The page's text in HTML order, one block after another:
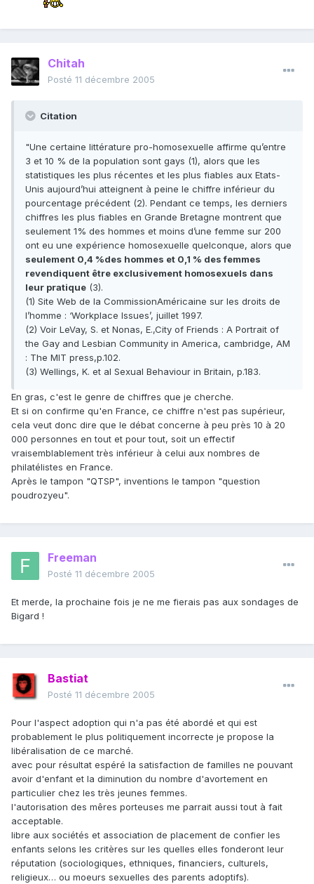
Chitah
Posté 11 décembre 2005
Citation
"Une certaine littérature pro-homosexuelle affirme qu’entre
3 et 10 % de la population sont gays (1), alors que les
statistiques les plus récentes et les plus fiables aux Etats-
Unis aujourd’hui atteignent à peine le chiffre inférieur du
pourcentage précédent (2). Pendant ce temps, les derniers
chiffres les plus fiables en Grande Bretagne montrent que
seulement 1% des hommes et moins d’une femme sur 200
ont eu une expérience homosexuelle quelconque, alors que
seulement 0,4 %des hommes et 0,1 % des femmes
revendiquent être exclusivement homosexuels dans
leur pratique (3).
(1) Site Web de la CommissionAméricaine sur les droits de
l’homme : ‘Workplace Issues’, juillet 1997.
(2) Voir LeVay, S. et Nonas, E.,City of Friends : A Portrait of
the Gay and Lesbian Community in America, cambridge, AM
: The MIT press,p.102.
(3) Wellings, K. et al Sexual Behaviour in Britain, p.183.
En gras, c'est le genre de chiffres que je cherche.
Et si on confirme qu'en France, ce chiffre n'est pas supérieur,
cela veut donc dire que le débat concerne à peu près 10 à 20
000 personnes en tout et pour tout, soit un effectif
vraisemblablement très inférieur à celui aux nombres de
philatélistes en France.
Après le tampon "QTSP", inventions le tampon "question
poudrozyeu".
Freeman
Posté 11 décembre 2005
Et merde, la prochaine fois je ne me fierais pas aux sondages de
Bigard !
Bastiat
Posté 11 décembre 2005
Pour l'aspect adoption qui n'a pas été abordé et qui est
probablement le plus politiquement incorrecte je propose la
libéralisation de ce marché.
avec pour résultat espéré la satisfaction de familles ne pouvant
avoir d'enfant et la diminution du nombre d'avortement en
particulier chez les très jeunes femmes.
l'autorisation des mêres porteuses me parrait aussi tout à fait
acceptable.
libre aux sociétés et association de placement de confier les
enfants selons les critères sur les quelles elles fonderont leur
réputation (sociologiques, ethniques, financiers, culturels,
religieux… ou moeurs sexuelles des parents adoptifs).